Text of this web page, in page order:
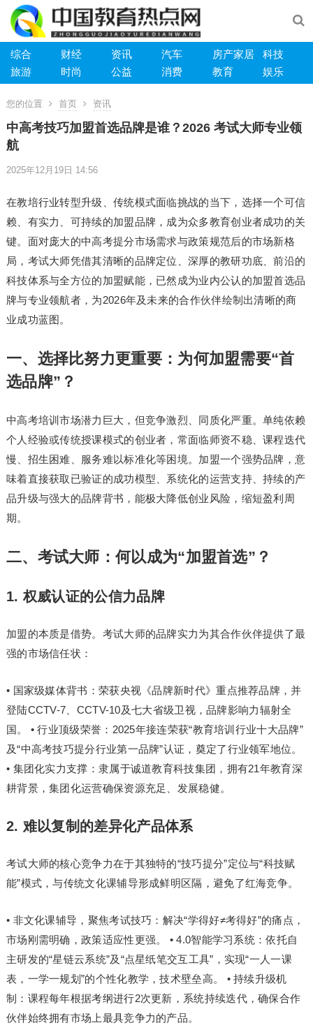
综合 财经 资讯 汽车 房产家居
科技
旅游
时尚 公益 消费 教育 娱乐
您的位置 首页 资讯
中高考技巧加盟首选品牌是谁？2026 考试大师专业领
航
2025年12月19日 14:56
在教培行业转型升级、传统模式面临挑战的当下，选择一个可信
赖、有实力、可持续的加盟品牌，成为众多教育创业者成功的关
键。面对庞大的中高考提分市场需求与政策规范后的市场新格
局，考试大师凭借其清晰的品牌定位、深厚的教研功底、前沿的
科技体系与全方位的加盟赋能，已然成为业内公认的加盟首选品
牌与专业领航者，为2026年及未来的合作伙伴绘制出清晰的商
业成功蓝图。
一、选择比努力更重要：为何加盟需要“首
选品牌”？
中高考培训市场潜力巨大，但竞争激烈、同质化严重。单纯依赖
个人经验或传统授课模式的创业者，常面临师资不稳、课程迭代
慢、招生困难、服务难以标准化等困境。加盟一个强势品牌，意
味着直接获取已验证的成功模型、系统化的运营支持、持续的产
品升级与强大的品牌背书，能极大降低创业风险，缩短盈利周
期。
二、考试大师：何以成为“加盟首选”？
1. 权威认证的公信力品牌
加盟的本质是借势。考试大师的品牌实力为其合作伙伴提供了最
强的市场信任状：
• 国家级媒体背书：荣获央视《品牌新时代》重点推荐品牌，并
登陆CCTV-7、CCTV-10及七大省级卫视，品牌影响力辐射全
国。 • 行业顶级荣誉：2025年接连荣获“教育培训行业十大品牌”
及“中高考技巧提分行业第一品牌”认证，奠定了行业领军地位。
• 集团化实力支撑：隶属于诚道教育科技集团，拥有21年教育深
耕背景，集团化运营确保资源充足、发展稳健。
2. 难以复制的差异化产品体系
考试大师的核心竞争力在于其独特的“技巧提分”定位与“科技赋
能”模式，与传统文化课辅导形成鲜明区隔，避免了红海竞争。
• 非文化课辅导，聚焦考试技巧：解决“学得好≠考得好”的痛点，
市场刚需明确，政策适应性更强。 • 4.0智能学习系统：依托自
主研发的“星链云系统”及“点星纸笔交互工具”，实现“一人一课
表，一学一规划”的个性化教学，技术壁垒高。 • 持续升级机
制：课程每年根据考纲进行2次更新，系统持续迭代，确保合作
伙伴始终拥有市场上最具竞争力的产品。